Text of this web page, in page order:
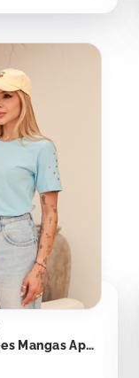
Tshirt Corações Mangas Aplicação